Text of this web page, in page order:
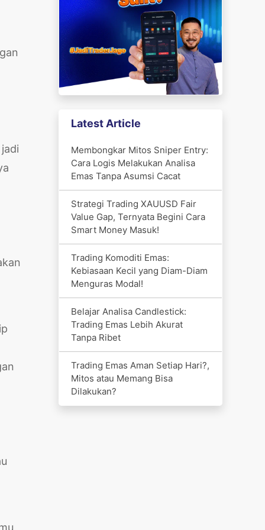
Latest Article
Membongkar Mitos Sniper Entry:
Cara Logis Melakukan Analisa
Emas Tanpa Asumsi Cacat
Strategi Trading XAUUSD Fair
Value Gap, Ternyata Begini Cara
Smart Money Masuk!
Trading Komoditi Emas:
Kebiasaan Kecil yang Diam-Diam
Menguras Modal!
Belajar Analisa Candlestick:
Trading Emas Lebih Akurat
Tanpa Ribet
Trading Emas Aman Setiap Hari?,
Mitos atau Memang Bisa
Dilakukan?